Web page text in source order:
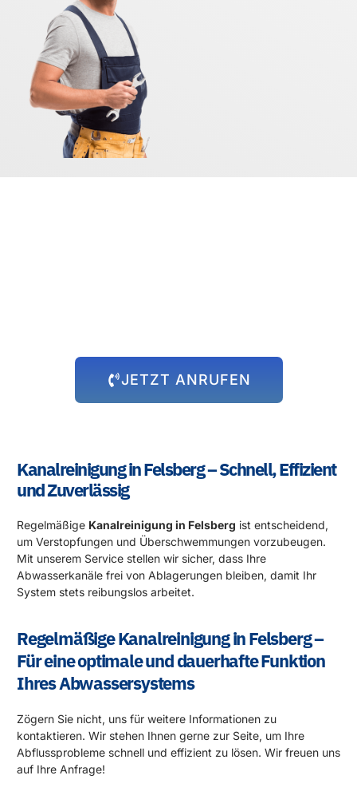
JETZT ANRUFEN
Kanalreinigung in Felsberg – Schnell, Effizient
und Zuverlässig
Regelmäßige Kanalreinigung in Felsberg ist entscheidend,
um Verstopfungen und Überschwemmungen vorzubeugen.
Mit unserem Service stellen wir sicher, dass Ihre
Abwasserkanäle frei von Ablagerungen bleiben, damit Ihr
System stets reibungslos arbeitet.
Regelmäßige Kanalreinigung in Felsberg –
Für eine optimale und dauerhafte Funktion
Ihres Abwassersystems
Zögern Sie nicht, uns für weitere Informationen zu
kontaktieren. Wir stehen Ihnen gerne zur Seite, um Ihre
Abflussprobleme schnell und effizient zu lösen. Wir freuen uns
auf Ihre Anfrage!